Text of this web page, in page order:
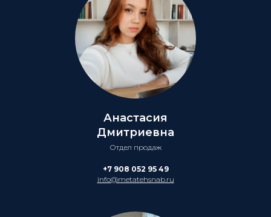
Анастасия
Дмитриевна
Отдел продаж
+7 908 052 95 49
info@metatehsnab.ru